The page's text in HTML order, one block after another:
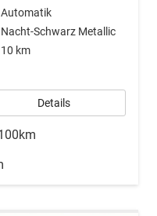
Automatik
Nacht-Schwarz Metallic
10 km
Details